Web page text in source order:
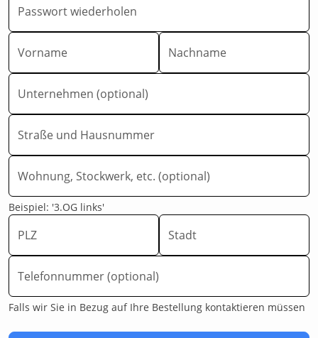
Passwort wiederholen
Vorname Nachname
Unternehmen (optional)
Straße und Hausnummer
Wohnung, Stockwerk, etc. (optional)
Beispiel: '3.OG links'
PLZ Stadt
Telefonnummer (optional)
Falls wir Sie in Bezug auf Ihre Bestellung kontaktieren müssen